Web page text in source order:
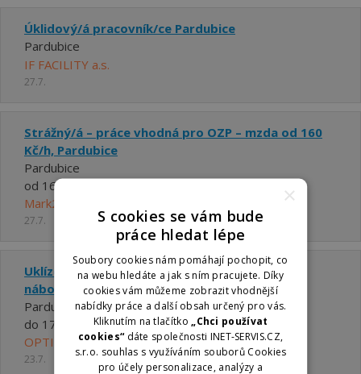
Úklidový/á pracovník/ce Pardubice
Pardubice
IF FACILITY a.s.
27.7.
Strážný/á – práce vhodná pro OZP – mzda od 160
Kč/h, Pardubice
Pardubice
od 160 ,- Kč za hodinu
Mark2 Corporation Czech a.s.
27.7.
Uklízeč / uklízečka (pro OZP) - Pardubice -
náborový příspěvek
Pardubice
do 170 za hodinu
OPTIMIA facility s.r.o.
23.7.
×
S cookies se vám bude
práce hledat lépe
Soubory cookies nám pomáhají pochopit, co
na webu hledáte a jak s ním pracujete. Díky
cookies vám můžeme zobrazit vhodnější
nabídky práce a další obsah určený pro vás.
Kliknutím na tlačítko
„Chci používat
cookies“ dáte společnosti INET-SERVIS.CZ,
s.r.o. souhlas s využíváním souborů Cookies
pro účely personalizace, analýzy a